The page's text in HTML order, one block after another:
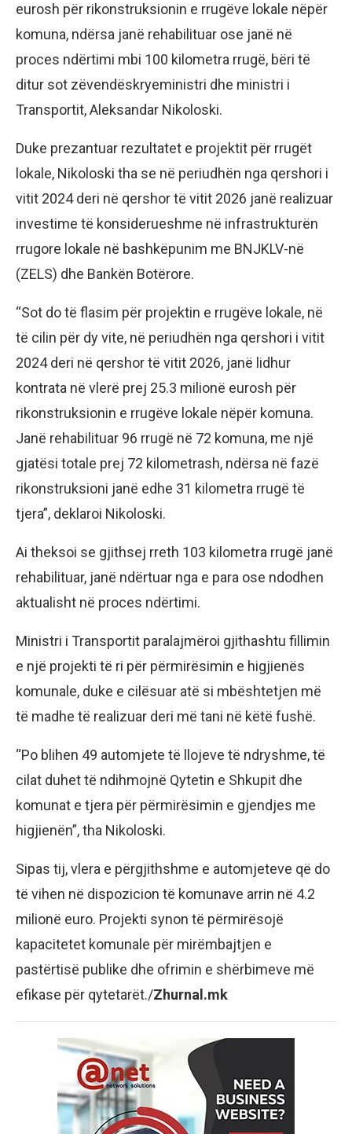
eurosh për rikonstruksionin e rrugëve lokale nëpër
komuna, ndërsa janë rehabilituar ose janë në
proces ndërtimi mbi 100 kilometra rrugë, bëri të
ditur sot zëvendëskryeministri dhe ministri i
Transportit, Aleksandar Nikoloski.
Duke prezantuar rezultatet e projektit për rrugët
lokale, Nikoloski tha se në periudhën nga qershori i
vitit 2024 deri në qershor të vitit 2026 janë realizuar
investime të konsiderueshme në infrastrukturën
rrugore lokale në bashkëpunim me BNJKLV-në
(ZELS) dhe Bankën Botërore.
“Sot do të flasim për projektin e rrugëve lokale, në
të cilin për dy vite, në periudhën nga qershori i vitit
2024 deri në qershor të vitit 2026, janë lidhur
kontrata në vlerë prej 25.3 milionë eurosh për
rikonstruksionin e rrugëve lokale nëpër komuna.
Janë rehabilituar 96 rrugë në 72 komuna, me një
gjatësi totale prej 72 kilometrash, ndërsa në fazë
rikonstruksioni janë edhe 31 kilometra rrugë të
tjera”, deklaroi Nikoloski.
Ai theksoi se gjithsej rreth 103 kilometra rrugë janë
rehabilituar, janë ndërtuar nga e para ose ndodhen
aktualisht në proces ndërtimi.
Ministri i Transportit paralajmëroi gjithashtu fillimin
e një projekti të ri për përmirësimin e higjienës
komunale, duke e cilësuar atë si mbështetjen më
të madhe të realizuar deri më tani në këtë fushë.
“Po blihen 49 automjete të llojeve të ndryshme, të
cilat duhet të ndihmojnë Qytetin e Shkupit dhe
komunat e tjera për përmirësimin e gjendjes me
higjienën”, tha Nikoloski.
Sipas tij, vlera e përgjithshme e automjeteve që do
të vihen në dispozicion të komunave arrin në 4.2
milionë euro. Projekti synon të përmirësojë
kapacitetet komunale për mirëmbajtjen e
pastërtisë publike dhe ofrimin e shërbimeve më
efikase për qytetarët./Zhurnal.mk